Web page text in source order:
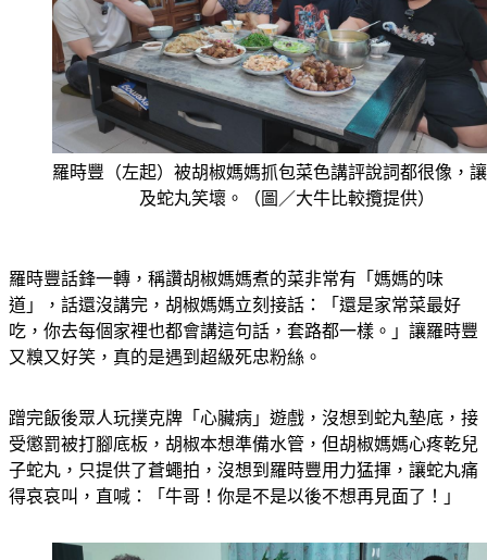
羅時豐（左起）被胡椒媽媽抓包菜色講評說詞都很像，
及蛇丸笑壞。（圖／大牛比較攬提供）
羅時豐話鋒一轉，稱讚胡椒媽媽煮的菜非常有「媽媽的味
道」，話還沒講完，胡椒媽媽立刻接話：「還是家常菜最好
吃，你去每個家裡也都會講這句話，套路都一樣。」讓羅時豐
又糗又好笑，真的是遇到超級死忠粉絲。
蹭完飯後眾人玩撲克牌「心臟病」遊戲，沒想到蛇丸墊底，接
受懲罰被打腳底板，胡椒本想準備水管，但胡椒媽媽心疼乾兒
子蛇丸，只提供了蒼蠅拍，沒想到羅時豐用力猛揮，讓蛇丸痛
得哀哀叫，直喊：「牛哥！你是不是以後不想再見面了！」